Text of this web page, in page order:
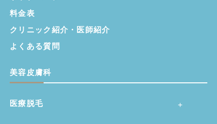
料金表
クリニック紹介・ 医師紹介
よくある質問
美容皮膚科
医療脱毛